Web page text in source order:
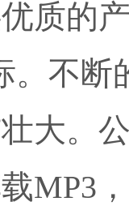
质的
。不
大。
MP3